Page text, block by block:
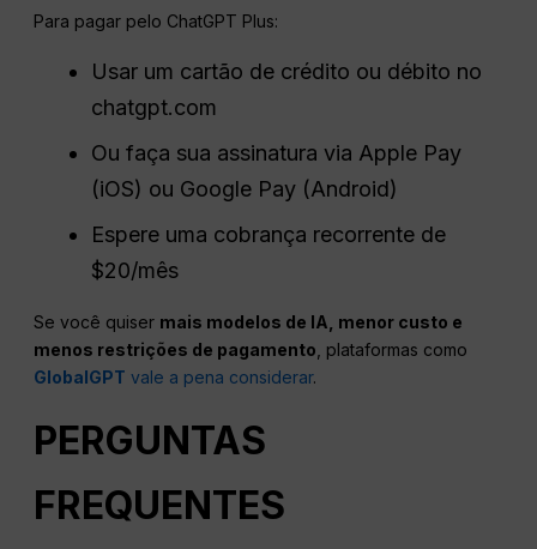
Para pagar pelo ChatGPT Plus:
Usar um cartão de crédito ou débito no
chatgpt.com
Ou faça sua assinatura via Apple Pay
(iOS) ou Google Pay (Android)
Espere uma cobrança recorrente de
$20/mês
Se você quiser mais modelos de IA, menor custo e
menos restrições de pagamento , plataformas como
GlobalGPT vale a pena considerar.
PERGUNTAS
FREQUENTES